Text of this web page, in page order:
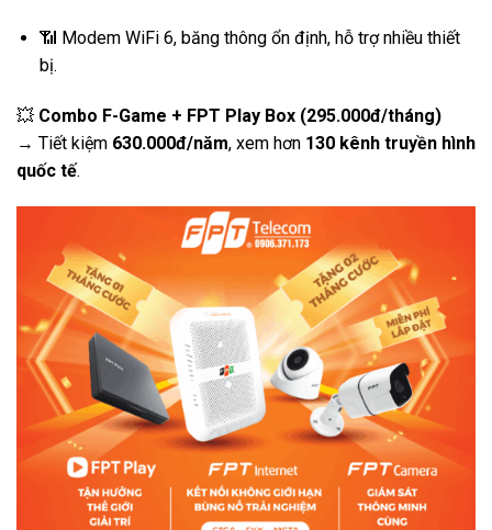
📶 Modem WiFi 6, băng thông ổn định, hỗ trợ nhiều thiết
bị.
💥 Combo F-Game + FPT Play Box (295.000đ/tháng)
→ Tiết kiệm 630.000đ/năm, xem hơn 130 kênh truyền hình
quốc tế.